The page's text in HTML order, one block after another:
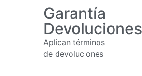
Garantía
Devoluciones
Aplican términos
de devoluciones